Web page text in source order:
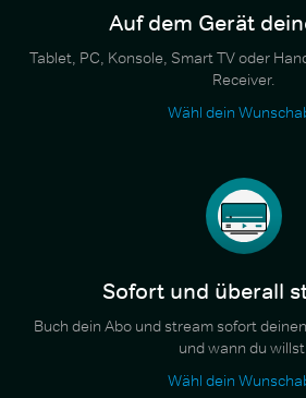
Auf dem Gerät
Tablet, PC, Konsole, Smart TV oder
Receiver.
Wähl dein
Sofort und überall
Buch dein Abo und stream sofort
und wann du
Wähl dein